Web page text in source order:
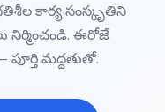
కార్య సంస్కృతిని
నిర్మించండి. ఈరోజే
మద్దతుతో.